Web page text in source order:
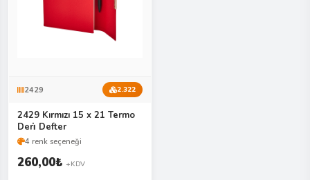
2429 2.322
2429 Kırmızı 15 x 21 Termo
Deri̇ Defter
4 renk seçeneği
260,00₺ +KDV